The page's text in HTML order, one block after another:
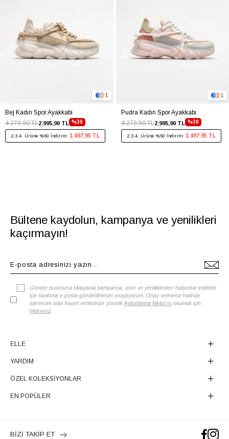
Bej Kadın Spor Ayakkabı
%30
2.995,90 TL
4.279,90 TL
2.3.4. Ürüne %50 İndirim: 1.497,95 TL
1
Pudra Kadın Spor Ayakkabı
%30
2.995,90 TL
4.279,90 TL
2.3.4. Ürüne %50 İndirim: 1.497,95 TL
1
Bültene kaydolun, kampanya ve yenilikleri
kaçırmayın!
Gönder butonuna tıklayarak kampanya, ürün ve yeniliklerden haberdar edilmek
için tarafıma e-posta gönderilmesini onaylıyorum. Onay vermeniz halinde
işlenecek olan kişisel verilerinize yönelik Aydınlatma Metni'ni okumak için
tıklayınız
ELLE
YARDIM
ÖZEL KOLEKSİYONLAR
EN POPÜLER
BİZİ TAKİP ET